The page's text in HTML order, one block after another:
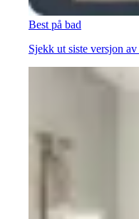
Best på bad
Sjekk ut siste versjon